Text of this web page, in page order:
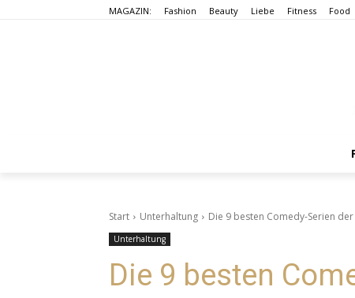
MAGAZIN: Fashion Beauty Liebe Fitness Food
Start Unterhaltung Die 9 besten Comedy-Serien
Unterhaltung
Die 9 besten